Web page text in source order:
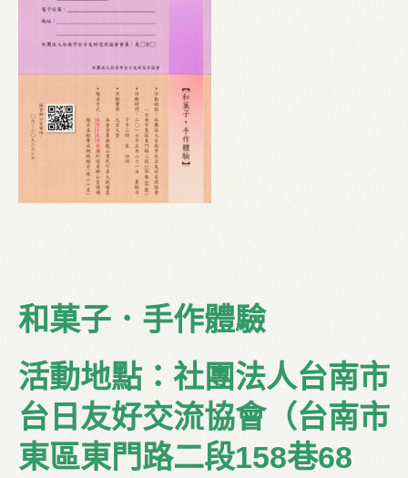
和菓子．手作體驗
活動地點：社團法人台南市
台日友好交流協會（台南市
東區東門路二段158巷68